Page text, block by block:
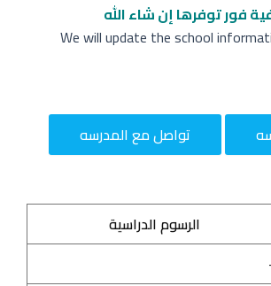
فور توفرها إن شاء الله
We will update the school
تواصل مع المدرسه
الرسوم الدراسية